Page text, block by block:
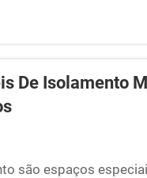
De Isolamento
são espaços